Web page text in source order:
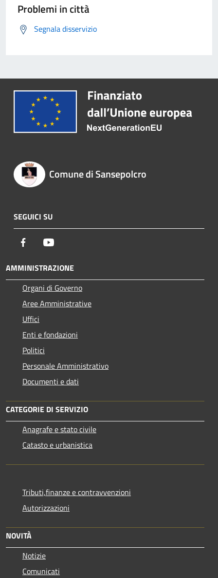
Problemi in città
Segnala disservizio
Comune di Sansepolcro
SEGUICI SU
Facebook
AMMINISTRAZIONE
Organi di Governo
Aree Amministrative
Uffici
Enti e fondazioni
Politici
Personale Amministrativo
Documenti e dati
CATEGORIE DI SERVIZIO
Anagrafe e stato civile
Catasto e urbanistica
Tributi,finanze e contravvenzioni
Autorizzazioni
NOVITÀ
Notizie
Comunicati